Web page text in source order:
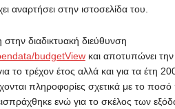
αναρτήσει στην ιστοσελίδα του.
στην διαδικτυακή διεύθυνση
budgetViewκαι αποτυπώνει
το τρέχον έτος αλλά και για τα έτη
πληροφορίες σχετικά με το
ενώ για το σκέλος των